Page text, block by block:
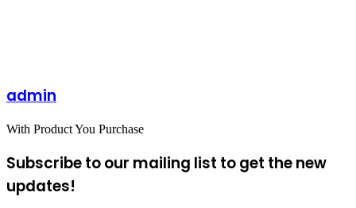
admin
With Product You Purchase
Subscribe to our mailing list to get the new
updates!